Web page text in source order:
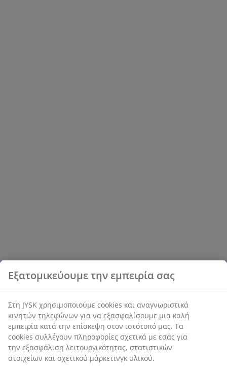
Εξατομικεύουμε την εμπειρία σας
Στη JYSK χρησιμοποιούμε cookies και αναγνωριστικά
κινητών τηλεφώνων για να εξασφαλίσουμε μια καλή
εμπειρία κατά την επίσκεψη στον ιστότοπό μας. Τα
cookies συλλέγουν πληροφορίες σχετικά με εσάς για
την εξασφάλιση λειτουργικότητας, στατιστικών
στοιχείων και σχετικού μάρκετινγκ υλικού.